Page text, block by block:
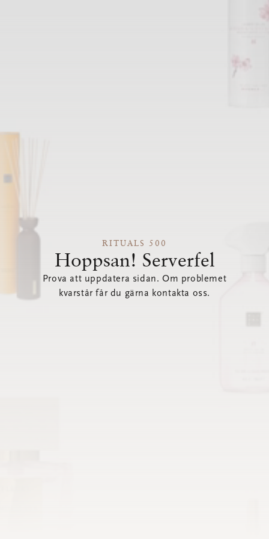
RITUALS 500
Hoppsan! Serverfel
Prova att uppdatera sidan. Om problemet
kvarstår får du gärna kontakta oss.